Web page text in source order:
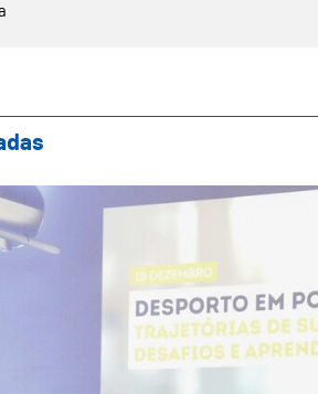
Bem-Estar e